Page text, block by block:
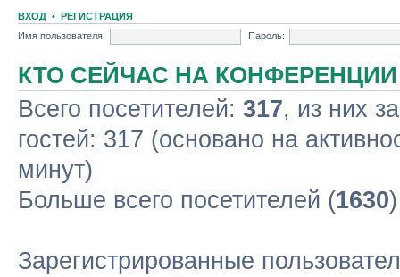
ВХОД • РЕГИСТРАЦИЯ
Имя пользователя:
Пароль:
КТО СЕЙЧАС НА КОНФЕРЕНЦИИ
Всего посетителей: 317, из них
гостей: 317 (основано на
минут)
Больше всего посетителей (1630
Зарегистрированные